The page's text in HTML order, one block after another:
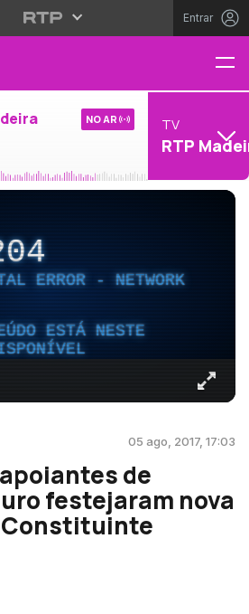
Entrar
NO AR TV
RTP
ERROR - NETWORK
ESTÁ NESTE
05 ago, 2017, 17:03
de
festejaram nova